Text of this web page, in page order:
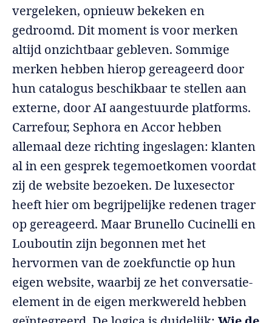
vergeleken, opnieuw bekeken en
gedroomd. Dit moment is voor merken
altijd onzichtbaar gebleven. Sommige
merken hebben hierop gereageerd door
hun catalogus beschikbaar te stellen aan
externe, door AI aangestuurde platforms.
Carrefour, Sephora en Accor hebben
allemaal deze richting ingeslagen: klanten
al in een gesprek tegemoetkomen voordat
zij de website bezoeken. De luxesector
heeft hier om begrijpelijke redenen trager
op gereageerd. Maar Brunello Cucinelli en
Louboutin zijn begonnen met het
hervormen van de zoekfunctie op hun
eigen website, waarbij ze het conversatie-
element in de eigen merkwereld hebben